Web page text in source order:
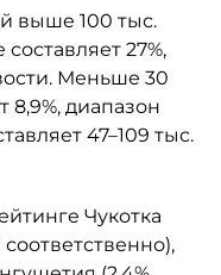
выше 100 тыс.
27%,
Меньше 30
8,9%, диапазон
47–109 тыс.
Чукотка
соответственно),